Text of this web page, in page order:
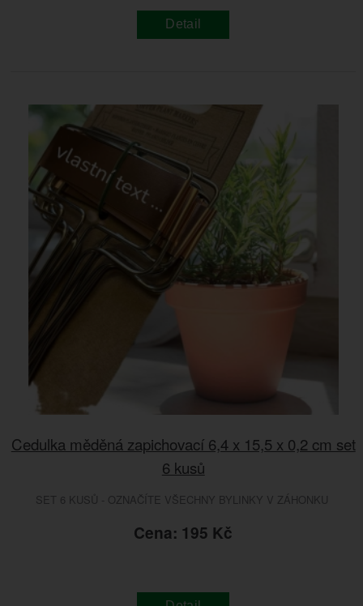
Detail
Cedulka měděná zapichovací 6,4 x 15,5 x 0,2 cm set
6 kusů
SET 6 KUSŮ - OZNAČÍTE VŠECHNY BYLINKY V ZÁHONKU
Cena: 195 Kč